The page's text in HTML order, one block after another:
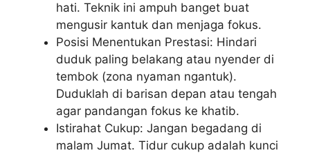
hati. Teknik ini ampuh banget buat
mengusir kantuk dan menjaga fokus.
Posisi Menentukan Prestasi: Hindari
duduk paling belakang atau nyender di
tembok (zona nyaman ngantuk).
Duduklah di barisan depan atau tengah
agar pandangan fokus ke khatib.
Istirahat Cukup: Jangan begadang di
malam Jumat. Tidur cukup adalah kunci